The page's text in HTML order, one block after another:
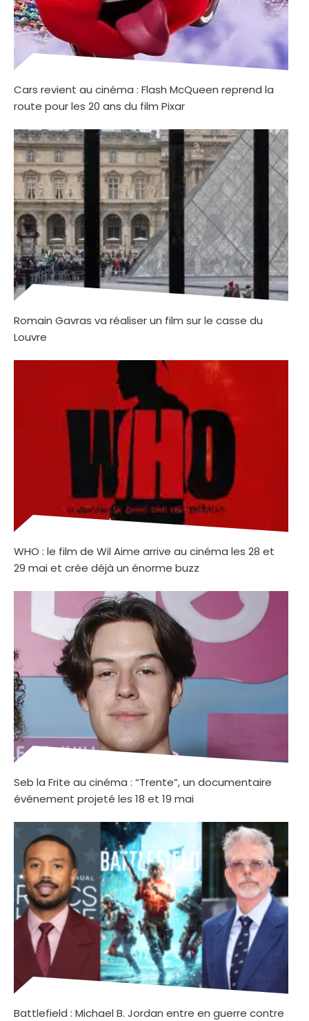
Cars revient au cinéma : Flash McQueen reprend la
route pour les 20 ans du film Pixar
Romain Gavras va réaliser un film sur le casse du
Louvre
WHO : le film de Wil Aime arrive au cinéma les 28 et
29 mai et crée déjà un énorme buzz
Seb la Frite au cinéma : “Trente”, un documentaire
événement projeté les 18 et 19 mai
Battlefield : Michael B. Jordan entre en guerre contre